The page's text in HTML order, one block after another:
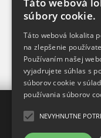
(10)
FOR
XRAY-SHOP
súbory cookie.
Táto webová lokalita
na zlepšenie
Používaním našej
vyjadrujete súhlas s
súborov cookie v
používania súborov
NEVYHNUTNE